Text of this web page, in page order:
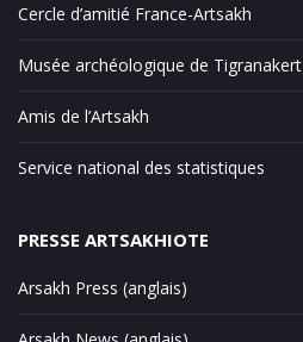
Cercle d’amitié France-Artsakh
Musée archéologique de Tigranakert
Amis de l’Artsakh
Service national des statistiques
PRESSE ARTSAKHIOTE
Arsakh Press (anglais)